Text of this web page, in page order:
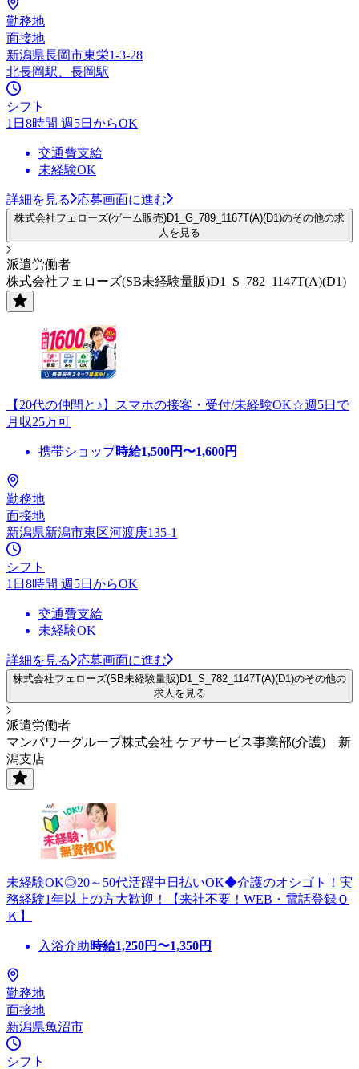
勤務地
面接地
新潟県長岡市東栄1-3-28
北長岡駅、長岡駅
シフト
1日8時間 週5日からOK
交通費支給
未経験OK
詳細を見る 応募画面に進む
株式会社フェローズ(ゲーム販売)D1_G_789_1167T(A)(D1)のその他の求
人を見る
派遣労働者
株式会社フェローズ(SB未経験量販)D1_S_782_1147T(A)(D1)
【20代の仲間と♪】スマホの接客・受付/未経験OK☆週5日で
月収25万可
携帯ショップ時給1,500円〜1,600円
勤務地
面接地
新潟県新潟市東区河渡庚135-1
シフト
1日8時間 週5日からOK
交通費支給
未経験OK
詳細を見る 応募画面に進む
株式会社フェローズ(SB未経験量販)D1_S_782_1147T(A)(D1)のその他の
求人を見る
派遣労働者
マンパワーグループ株式会社 ケアサービス事業部(介護) 新
潟支店
未経験OK◎20～50代活躍中日払いOK◆介護のオシゴト！実
務経験1年以上の方大歓迎！【来社不要！WEB・電話登録Ｏ
Ｋ】
入浴介助時給1,250円〜1,350円
勤務地
面接地
新潟県魚沼市
シフト